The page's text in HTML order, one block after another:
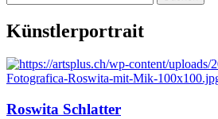
nach:
Künstlerportrait
Roswita Schlatter